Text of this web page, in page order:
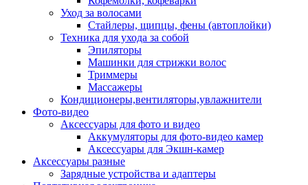
Уход за волосами
Стайлеры, щипцы, фены (автоплойки)
Техника для ухода за собой
Эпиляторы
Машинки для стрижки волос
Триммеры
Массажеры
Кондиционеры,вентиляторы,увлажнители
Фото-видео
Аксессуары для фото и видео
Аккумуляторы для фото-видео камер
Аксессуары для Экшн-камер
Аксессуары разные
Зарядные устройства и адаптеры